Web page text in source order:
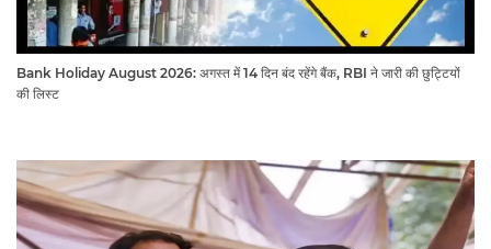
Bank Holiday August 2026: अगस्त में 14 दिन बंद रहेंगे बैंक, RBI ने जारी की छुट्टियों
की लिस्ट​​​​​​​